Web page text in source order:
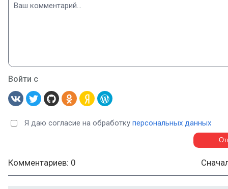
Войти с
Я даю согласие на обработку персональных данных
Комментариев: 0